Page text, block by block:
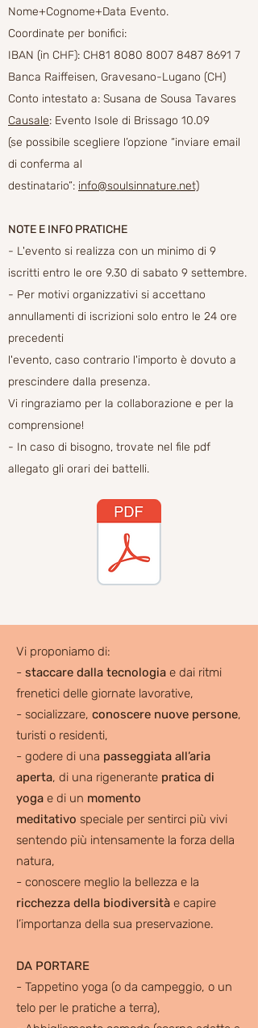
Nome+Cognome+Data Evento.
Coordinate per bonifici:
IBAN (in CHF): CH81 8080 8007 8487 8691 7
Banca Raiffeisen, Gravesano-Lugano (CH)
Conto intestato a: Susana de Sousa Tavares
Causale: Evento Isole di Brissago 10.09
(se possibile scegliere l’opzione “inviare email
di conferma al
destinatario”: info@soulsinnature.net)
NOTE E INFO PRATICHE
- L'evento si realizza con un minimo di 9
iscritti entro le ore 9.30 di sabato 9 settembre.
- Per motivi organizzativi si accettano
annullamenti di iscrizioni solo entro le 24 ore
precedenti
l'evento, caso contrario l'importo è dovuto a
prescindere dalla presenza.
Vi ringraziamo per la collaborazione e per la
comprensione!
- In caso di bisogno, trovate nel file pdf
allegato gli orari dei battelli.
Vi proponiamo di:
- staccare dalla tecnologia e dai ritmi
frenetici delle giornate lavorative,
- socializzare, conoscere nuove persone,
turisti o residenti,
- godere di una passeggiata all’aria
aperta, di una rigenerante pratica di
yoga e di un momento
meditativo speciale per sentirci più vivi
sentendo più intensamente la forza della
natura,
- conoscere meglio la bellezza e la
ricchezza della biodiversità e capire
l’importanza della sua preservazione.
DA PORTARE
- Tappetino yoga (o da campeggio, o un
telo per le pratiche a terra),